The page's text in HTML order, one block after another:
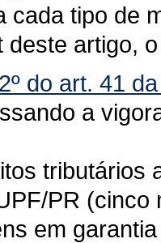
cada tipo de
deste artigo,
do art. 41
a
tributários
PR
em